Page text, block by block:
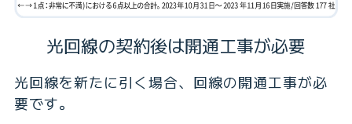
光回線の契約後は開通工事が必要
光回線を新たに引く場合、回線の開通工事が必
要です。